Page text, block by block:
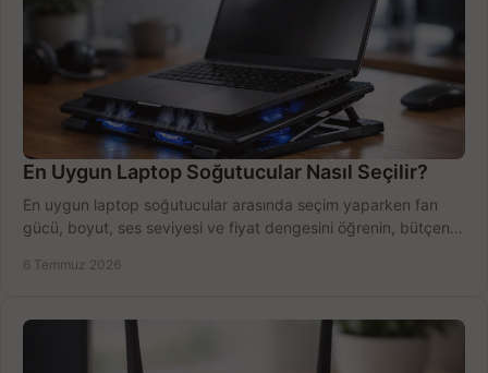
En Uygun Laptop Soğutucular Nasıl Seçilir?
En uygun laptop soğutucular arasında seçim yaparken fan
gücü, boyut, ses seviyesi ve fiyat dengesini öğrenin, bütçenizi
6 Temmuz 2026